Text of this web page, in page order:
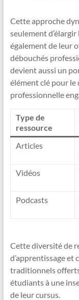
Cette approche
seulement
également de leur
débouchés
devient aussi un
élément clé pour le
professionnelle
Type de
ressource
Articles
Vidéos
Podcasts
Cette diversité de
d’apprentissage et
traditionnels
étudiants à une
de leur cursus.